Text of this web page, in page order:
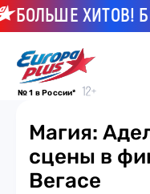
ХИТОВ!
№ 1 в России*
Магия:
сцены в
Вегасе